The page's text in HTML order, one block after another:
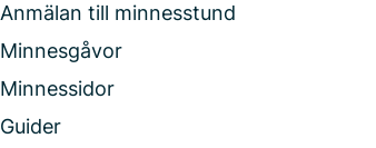
Anmälan till minnesstund
Minnesgåvor
Minnessidor
Guider